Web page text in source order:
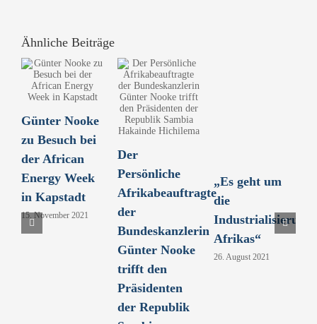
Ähnliche Beiträge
Günter Nooke
zu Besuch bei
der African
Energy Week
in Kapstadt
15. November 2021
Der
Persönliche
Afrikabeauftragte
der
Bundeskanzlerin
Günter Nooke
trifft den
Präsidenten
der Republik
„Es geht um
die
Industrialisierung
Afrikas“
26. August 2021